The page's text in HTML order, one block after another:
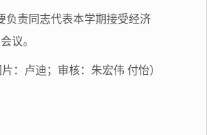
负责同志代表本学期接受经济
议。
：卢迪；审核：朱宏伟 付怡）